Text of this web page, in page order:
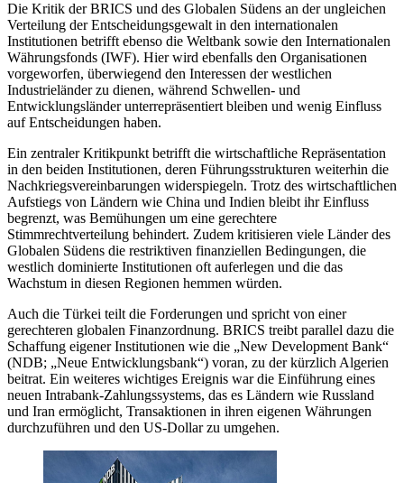
Die Kritik der BRICS und des Globalen Südens an der ungleichen
Verteilung der Entscheidungsgewalt in den internationalen
Institutionen betrifft ebenso die Weltbank sowie den Internationalen
Währungsfonds (IWF). Hier wird ebenfalls den Organisationen
vorgeworfen, überwiegend den Interessen der westlichen
Industrieländer zu dienen, während Schwellen- und
Entwicklungsländer unterrepräsentiert bleiben und wenig Einfluss
auf Entscheidungen haben.
Ein zentraler Kritikpunkt betrifft die wirtschaftliche Repräsentation
in den beiden Institutionen, deren Führungsstrukturen weiterhin die
Nachkriegsvereinbarungen widerspiegeln. Trotz des wirtschaftlichen
Aufstiegs von Ländern wie China und Indien bleibt ihr Einfluss
begrenzt, was Bemühungen um eine gerechtere
Stimmrechtverteilung behindert. Zudem kritisieren viele Länder des
Globalen Südens die restriktiven finanziellen Bedingungen, die
westlich dominierte Institutionen oft auferlegen und die das
Wachstum in diesen Regionen hemmen würden.
Auch die Türkei teilt die Forderungen und spricht von einer
gerechteren globalen Finanzordnung. BRICS treibt parallel dazu die
Schaffung eigener Institutionen wie die „New Development Bank“
(NDB; „Neue Entwicklungsbank“) voran, zu der kürzlich Algerien
beitrat. Ein weiteres wichtiges Ereignis war die Einführung eines
neuen Intrabank-Zahlungssystems, das es Ländern wie Russland
und Iran ermöglicht, Transaktionen in ihren eigenen Währungen
durchzuführen und den US-Dollar zu umgehen.